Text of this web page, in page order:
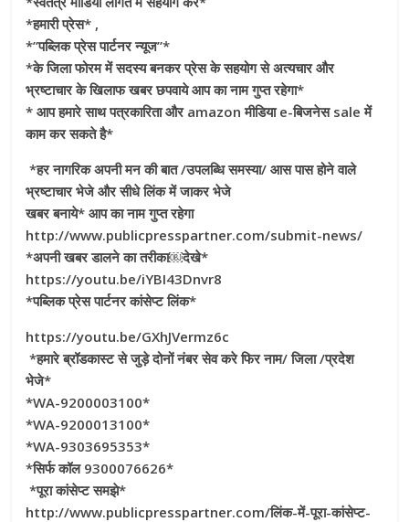
*हमारी प्रेस* ,
*”पब्लिक प्रेस पार्टनर न्यूज”*
*के जिला फोरम में सदस्य बनकर प्रेस के सहयोग से अत्यचार और
भ्रष्टाचार के खिलाफ खबर छपवाये आप का नाम गुप्त रहेगा*
* आप हमारे साथ पत्रकारिता और amazon मीडिया e-बिजनेस sale में
काम कर सकते है*
*हर नागरिक अपनी मन की बात /उपलब्धि समस्या/ आस पास होने वाले
भ्रष्टाचार भेजे और सीधे लिंक में जाकर भेजे
खबर बनाये* आप का नाम गुप्त रहेगा
http://www.publicpresspartner.com/submit-news/
*अपनी खबर डालने का तरीका￼देखे*
https://youtu.be/iYBI43Dnvr8
*पब्लिक प्रेस पार्टनर कांसेप्ट लिंक*
https://youtu.be/GXhJVermz6c
*हमारे ब्रॉडकास्ट से जुड़े दोनों नंबर सेव करे फिर नाम/ जिला /प्रदेश
भेजे*
*WA-9200003100*
*WA-9200013100*
*WA-9303695353*
*सिर्फ कॉल 9300076626*
*पूरा कांसेप्ट समझे*
http://www.publicpresspartner.com/लिंक-में-पूरा-कांसेप्ट-